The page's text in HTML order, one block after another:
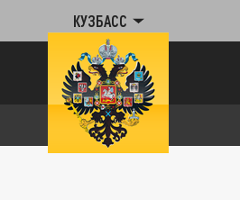
КУЗБАСС